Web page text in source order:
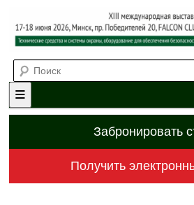
XII
форум «Центр
систем охраны, оборудования для
противопожарной защиты. 4-5 июня
20
Главное меню
Перейти к основному
Перейти к дополнительному
Забронировать
Получить